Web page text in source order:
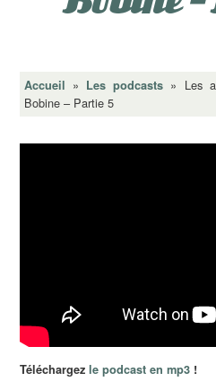
Accueil » Les podcasts » Les
Bobine – Partie 5
Téléchargezle podcast en mp3 !